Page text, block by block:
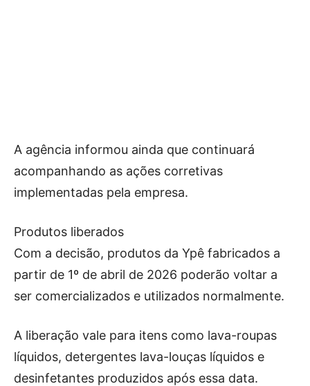
A agência informou ainda que continuará
acompanhando as ações corretivas
implementadas pela empresa.
Produtos liberados
Com a decisão, produtos da Ypê fabricados a
partir de 1º de abril de 2026 poderão voltar a
ser comercializados e utilizados normalmente.
A liberação vale para itens como lava-roupas
líquidos, detergentes lava-louças líquidos e
desinfetantes produzidos após essa data.